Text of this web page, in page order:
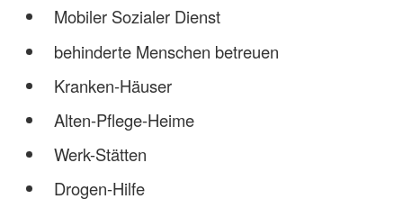
Mobiler Sozialer Dienst
behinderte Menschen betreuen
Kranken-Häuser
Alten-Pflege-Heime
Werk-Stätten
Drogen-Hilfe